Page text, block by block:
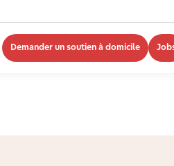
Demander un soutien à domicile